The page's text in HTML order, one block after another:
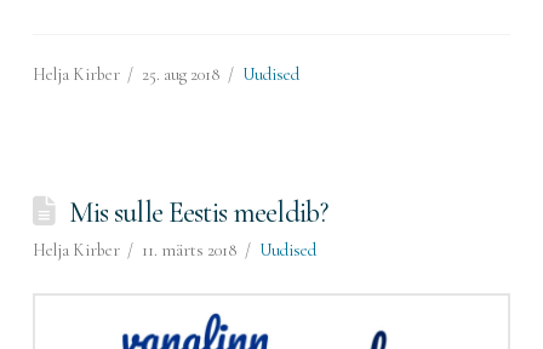
Helja Kirber 25. aug 2018 Uudised
Mis sulle Eestis meeldib?
Helja Kirber 11. märts 2018 Uudised